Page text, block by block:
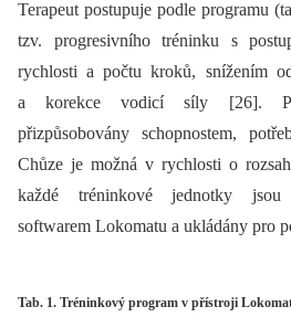
Terapeut postupuje podle programu
tzv. progresivního tréninku s
rychlosti a počtu kroků, snížením
a korekce vodicí síly [26].
přizpůsobovány schopnostem,
Chůze je možná v rychlosti o
každé tréninkové jednotky jsou
softwarem Lokomatu a ukládány pro
Tab. 1. Tréninkový program v přístroji